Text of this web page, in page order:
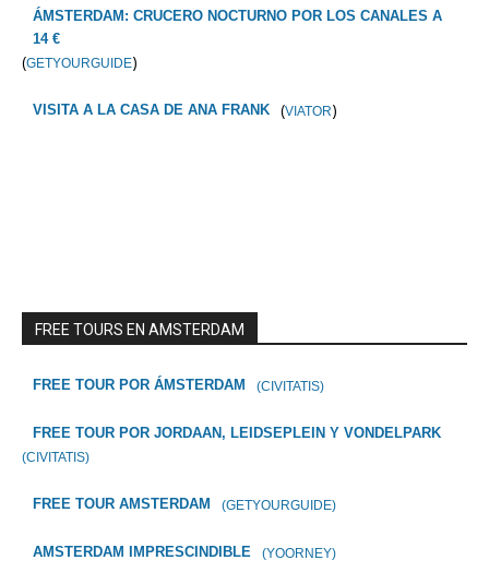
ÁMSTERDAM: CRUCERO NOCTURNO POR LOS CANALES A
14 €
(GETYOURGUIDE)
VISITA A LA CASA DE ANA FRANK (VIATOR)
FREE TOURS EN AMSTERDAM
FREE TOUR POR ÁMSTERDAM (CIVITATIS)
FREE TOUR POR JORDAAN, LEIDSEPLEIN Y VONDELPARK
(CIVITATIS)
FREE TOUR AMSTERDAM (GETYOURGUIDE)
AMSTERDAM IMPRESCINDIBLE (YOORNEY)